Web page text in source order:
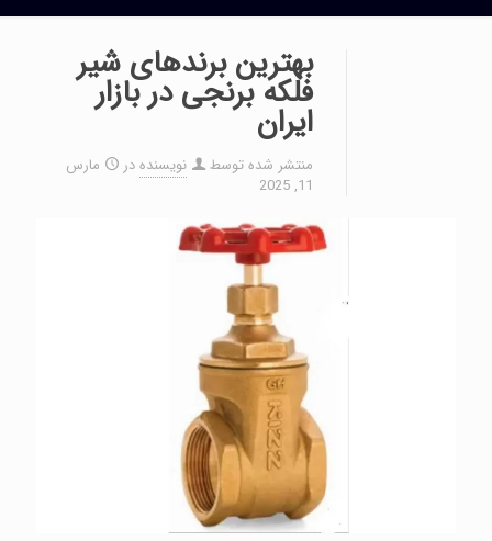
بهترین برندهای شیر
فلکه برنجی در بازار
ایران
منتشر شده توسط نویسندهدر
مارس
11, 2025